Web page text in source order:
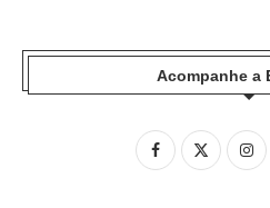
Acompanhe a